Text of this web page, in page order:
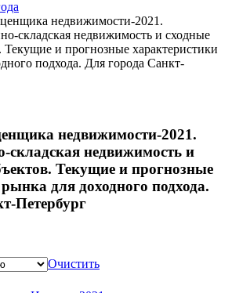
недвижимости-2021.
складская недвижимость и сходные
Текущие и прогнозные характеристики
подхода. Для города Санкт-
недвижимости-2021.
складская недвижимость и
Текущие и прогнозные
для доходного подхода.
Петербург
Очистить